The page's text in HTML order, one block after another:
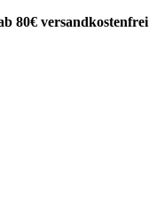
80€ versandkostenfrei